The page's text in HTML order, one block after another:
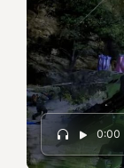
0:00